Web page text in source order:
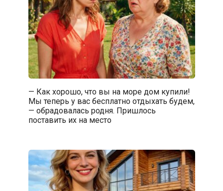
— Как хорошо, что вы на море дом купили!
Мы теперь у вас бесплатно отдыхать будем,
— обрадовалась родня. Пришлось
поставить их на место